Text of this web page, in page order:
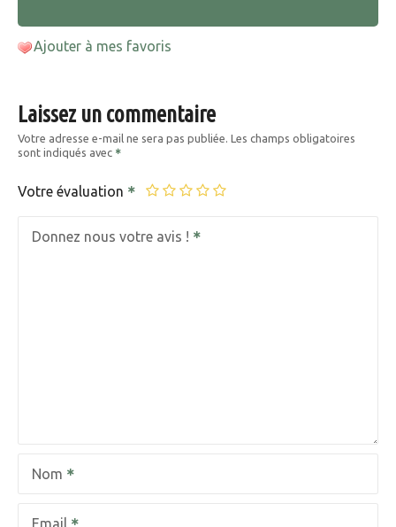
Ajouter à mes favoris
Laissez un commentaire
Votre adresse e-mail ne sera pas publiée. Les champs obligatoires
sont indiqués avec
Votre évaluation
Donnez nous votre avis !
Nom
Email